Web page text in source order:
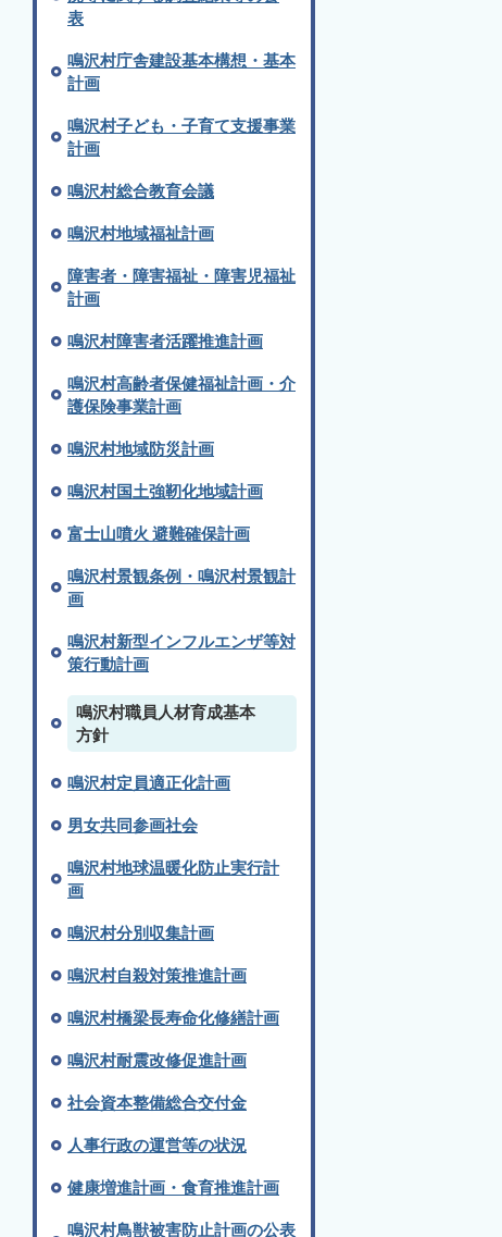
表
鳴沢村庁舎建設基本構想・基本
計画
鳴沢村子ども・子育て支援事業
計画
鳴沢村総合教育会議
鳴沢村地域福祉計画
障害者・障害福祉・障害児福祉
計画
鳴沢村障害者活躍推進計画
鳴沢村高齢者保健福祉計画・介
護保険事業計画
鳴沢村地域防災計画
鳴沢村国土強靭化地域計画
富士山噴火 避難確保計画
鳴沢村景観条例・鳴沢村景観計
画
鳴沢村新型インフルエンザ等対
策行動計画
鳴沢村職員人材育成基本
方針
鳴沢村定員適正化計画
男女共同参画社会
鳴沢村地球温暖化防止実行計
画
鳴沢村分別収集計画
鳴沢村自殺対策推進計画
鳴沢村橋梁長寿命化修繕計画
鳴沢村耐震改修促進計画
社会資本整備総合交付金
人事行政の運営等の状況
健康増進計画・食育推進計画
鳴沢村鳥獣被害防止計画の公表